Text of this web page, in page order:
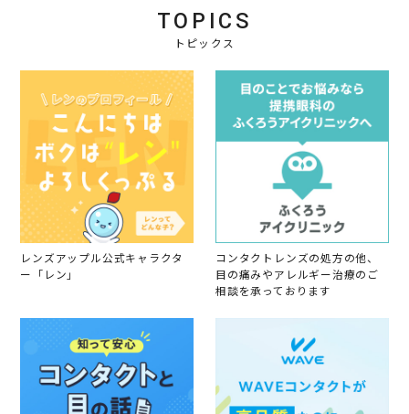
TOPICS
トピックス
レンズアップル公式キャラクタ
ー「レン」
コンタクトレンズの処方の他、
目の痛みやアレルギー治療のご
相談を承っております